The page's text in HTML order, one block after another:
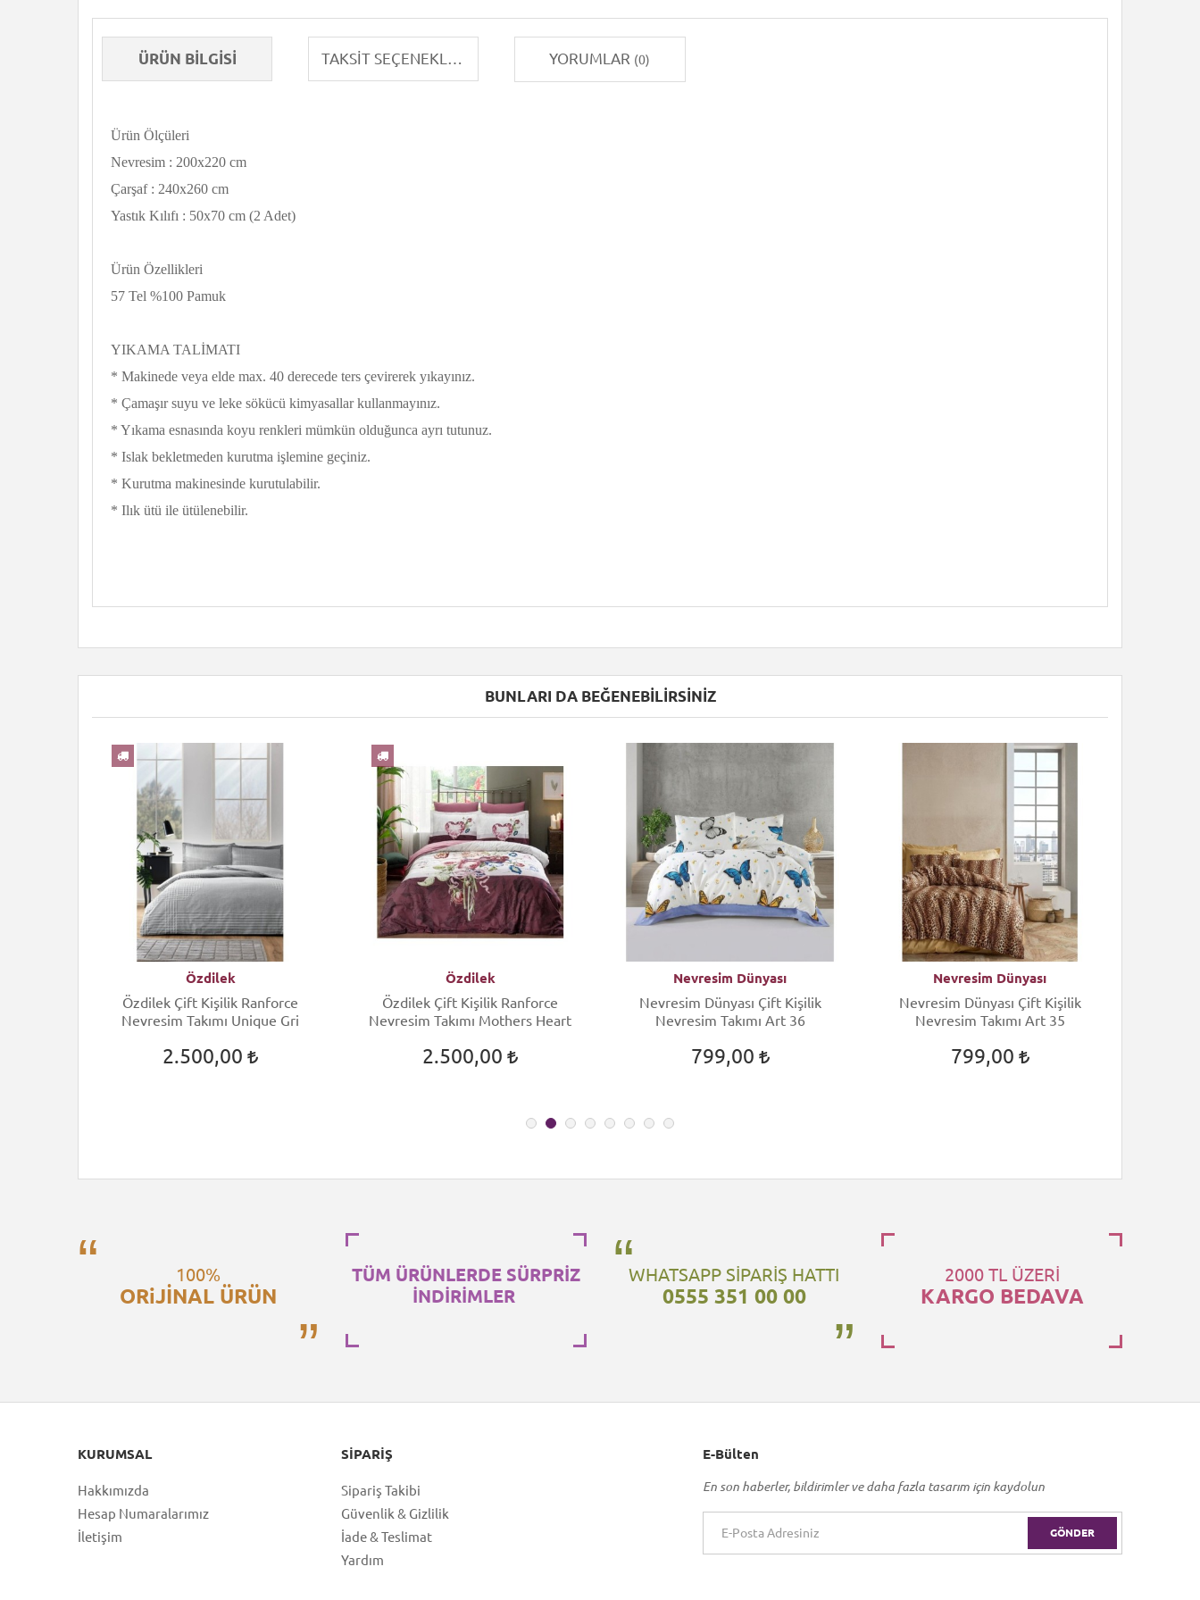
ÜRÜN BILGISI TAKSIT SEÇENEKLERI YORUMLAR (0)
Ürün Ölçüleri
Nevresim : 200x220 cm
Çarşaf : 240x260 cm
Yastık Kılıfı : 50x70 cm (2 Adet)
Ürün Özellikleri
57 Tel %100 Pamuk
YIKAMA TALİMATI
* Makinede veya elde max. 40 derecede ters çevirerek yıkayınız.
* Çamaşır suyu ve leke sökücü kimyasallar kullanmayınız.
* Yıkama esnasında koyu renkleri mümkün olduğunca ayrı tutunuz.
* Islak bekletmeden kurutma işlemine geçiniz.
* Kurutma makinesinde kurutulabilir.
* Ilık ütü ile ütülenebilir.
BUNLARI DA BEĞENEBILIRSINIZ
Özdilek
Özdilek Çift Kişilik Ranforce
Nevresim Takımı Unique Gri
2.500,00
Özdilek
Özdilek Çift Kişilik Ranforce
Nevresim Takımı Mothers Heart
2.500,00
Nevresim Dünyası
Nevresim Dünyası Çift Kişilik
Nevresim Takımı Art 36
799,00
Nevresim Dünyası
Nevresim Dünyası Çift Kişilik
Nevresim Takımı Art 35
799,00
100%
ORiJİNAL ÜRÜN
TÜM ÜRÜNLERDE SÜRPRİZ
İNDİRİMLER
WHATSAPP SİPARİŞ HATTI
0555 351 00 00
2000 TL ÜZERİ
KARGO BEDAVA
KURUMSAL
Hakkımızda
Hesap Numaralarımız
İletişim
SIPARIŞ
Sipariş Takibi
Güvenlik & Gizlilik
İade & Teslimat
Yardım
E-Bülten
En son haberler, bildirimler ve daha fazla tasarım için kaydolun
GÖNDER